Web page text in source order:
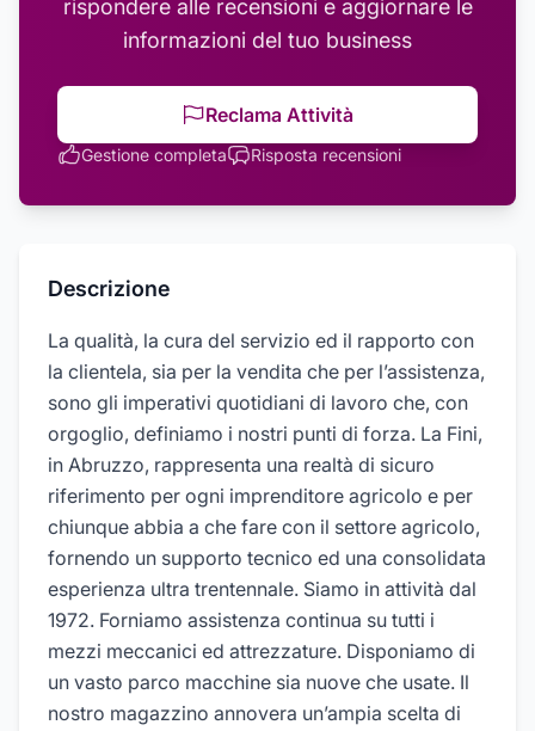
rispondere alle recensioni e aggiornare le
informazioni del tuo business
Reclama Attività
Gestione completa Risposta recensioni
Descrizione
La qualità, la cura del servizio ed il rapporto con
la clientela, sia per la vendita che per l’assistenza,
sono gli imperativi quotidiani di lavoro che, con
orgoglio, definiamo i nostri punti di forza. La Fini,
in Abruzzo, rappresenta una realtà di sicuro
riferimento per ogni imprenditore agricolo e per
chiunque abbia a che fare con il settore agricolo,
fornendo un supporto tecnico ed una consolidata
esperienza ultra trentennale. Siamo in attività dal
1972. Forniamo assistenza continua su tutti i
mezzi meccanici ed attrezzature. Disponiamo di
un vasto parco macchine sia nuove che usate. Il
nostro magazzino annovera un’ampia scelta di